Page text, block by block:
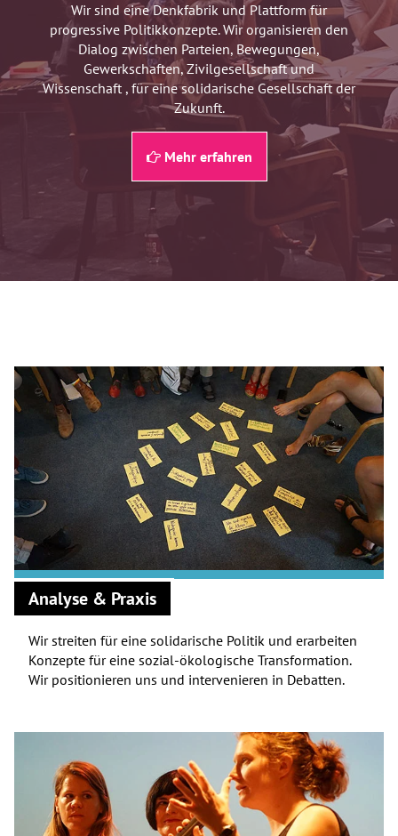
Wir sind eine Denkfabrik und Plattform für
progressive Politikkonzepte. Wir organisieren den
Dialog zwischen Parteien, Bewegungen,
Gewerkschaften, Zivilgesellschaft und
Wissenschaft , für eine solidarische Gesellschaft der
Zukunft.
Mehr erfahren
Analyse & Praxis
Wir streiten für eine solidarische Politik und erarbeiten
Konzepte für eine sozial-ökologische Transformation.
Wir positionieren uns und intervenieren in Debatten.